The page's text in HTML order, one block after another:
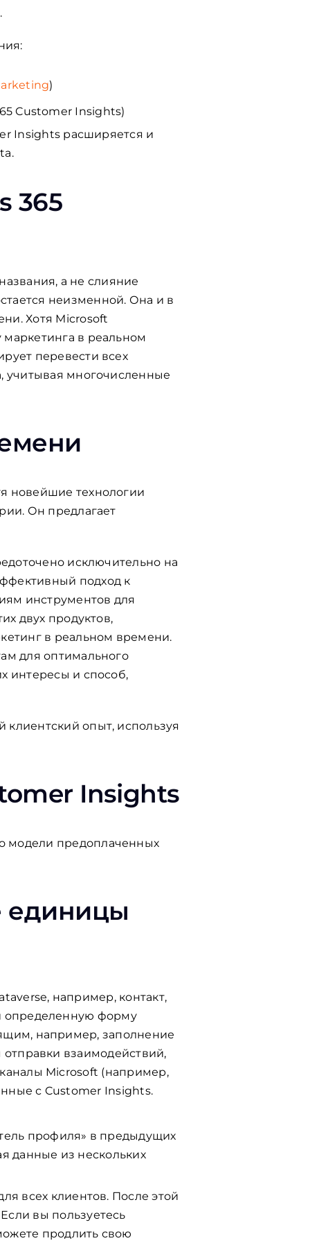
)
Customer Insights)
Insights расширяется и
365
а не слияние
неизменной. Она и в
Хотя Microsoft
в реальном
перевести всех
учитывая многочисленные
новейшие технологии
Он предлагает
исключительно на
подход к
инструментов для
двух продуктов,
в реальном времени.
для оптимального
интересы и способ,
опыт, используя
Insights
модели предоплаченных
единицы
например, контакт,
определенную форму
например, заполнение
взаимодействий,
Microsoft (например,
с Customer Insights.
профиля» в предыдущих
данные из нескольких
всех клиентов. После этой
вы пользуетесь
продлить свою